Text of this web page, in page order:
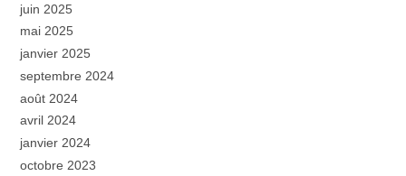
juin 2025
mai 2025
janvier 2025
septembre 2024
août 2024
avril 2024
janvier 2024
octobre 2023